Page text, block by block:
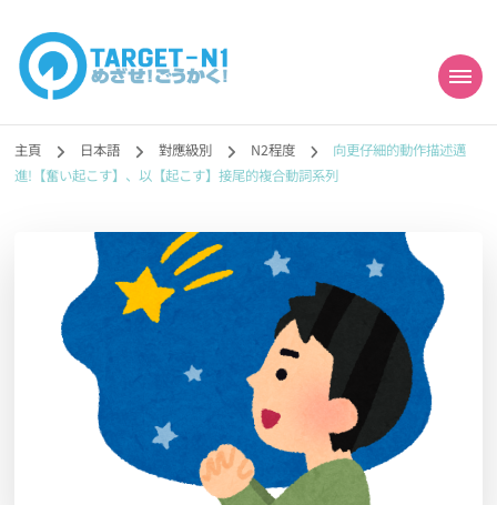
目標!!日本語能力試
N1合格
勉強コンテンツも追加予定!!】
主頁 日本語 對應級別 N2程度
向更仔細的動作描述邁
進!【奮い起こす】、以【起こす】接尾的複合動詞系列